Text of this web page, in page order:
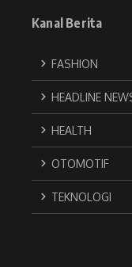
Kanal Berita
FASHION
HEADLINE
HEALTH
OTOMOTIF
TEKNOLOGI